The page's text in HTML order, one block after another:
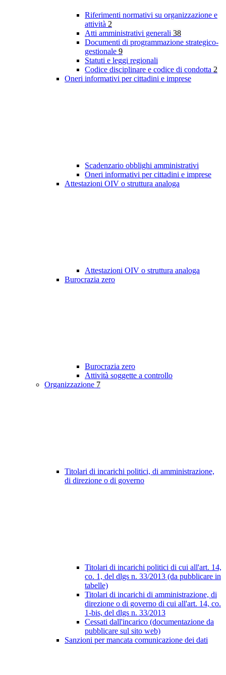
Riferimenti normativi su organizzazione e
attività 2
Atti amministrativi generali 38
Documenti di programmazione strategico-
gestionale 9
Statuti e leggi regionali
Codice disciplinare e codice di condotta 2
Oneri informativi per cittadini e imprese
Scadenzario obblighi amministrativi
Oneri informativi per cittadini e imprese
Attestazioni OIV o struttura analoga
Attestazioni OIV o struttura analoga
Burocrazia zero
Burocrazia zero
Attività soggette a controllo
Organizzazione 7
Titolari di incarichi politici, di amministrazione,
di direzione o di governo
Titolari di incarichi politici di cui all'art. 14,
co. 1, del dlgs n. 33/2013 (da pubblicare in
tabelle)
Titolari di incarichi di amministrazione, di
direzione o di governo di cui all'art. 14, co.
1-bis, del dlgs n. 33/2013
Cessati dall'incarico (documentazione da
pubblicare sul sito web)
Sanzioni per mancata comunicazione dei dati